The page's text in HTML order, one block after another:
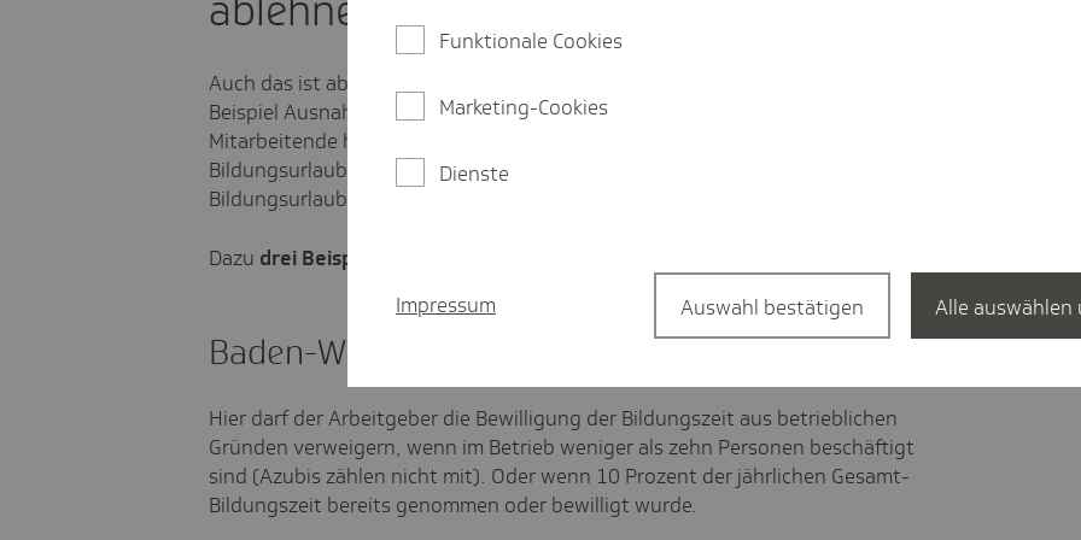
ablehnen?
Auch das ist abhängig vom Bundesland. In vielen Landesgesetzen gibt es zum
Beispiel Ausnahmen für kleinere Betriebe: Wenn ein Betrieb nur wenige
Mitarbeitende hat oder wenn schon eine gewisse Anzahl an
Bildungsurlaubstagen überschritten wurde, darf der Arbeitgeber den
Bildungsurlaub ablehnen.
Dazu drei Beispiele
Baden-Württemberg
Hier darf der Arbeitgeber die Bewilligung der Bildungszeit aus betrieblichen
Gründen verweigern, wenn im Betrieb weniger als zehn Personen beschäftigt
sind (Azubis zählen nicht mit). Oder wenn 10 Prozent der jährlichen Gesamt-
Bildungszeit bereits genommen oder bewilligt wurde.
Funktionale Cookies
Marketing-Cookies
Dienste
Impressum Auswahl bestätigen Alle auswählen